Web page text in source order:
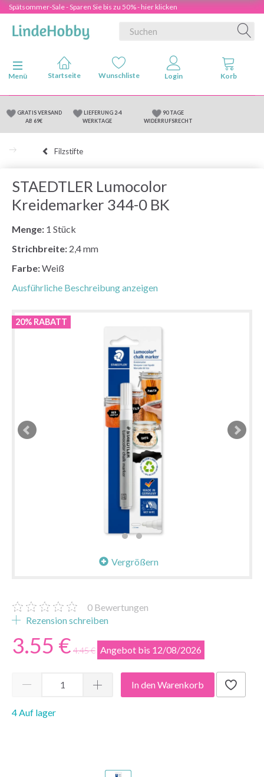
Spätsommer-Sale - Sparen Sie bis zu 50% - hier klicken
Anzeige ändern
Menü
GRATIS VERSAND
AB 69€
LIEFERUNG 2-4
WERKTAGE
90 TAGE
WIDERRUFSRECHT
Filzstifte
STAEDTLER Lumocolor
Kreidemarker 344-0 BK
Menge: 1 Stück
Strichbreite: 2,4 mm
Farbe:Weiß
Ausführliche Beschreibung anzeigen
20% RABATT
Vergrößern
0 Bewertungen
Rezension schreiben
3.55 € 4.45 € Angebot bis 12/08/2026
In den Warenkorb
4 Auf lager